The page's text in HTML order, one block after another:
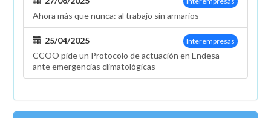
Ahora más que nunca: al trabajo sin armarios
Interempresas
25/04/2025
CCOO pide un Protocolo de actuación en Endesa
ante emergencias climatológicas